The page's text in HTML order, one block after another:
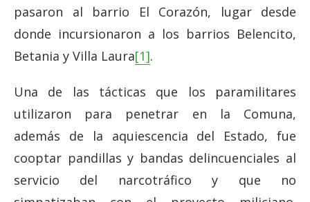
pasaron al barrio El Corazón, lugar desde
donde incursionaron a los barrios Belencito,
Betania y Villa Laura[1].
Una de las tácticas que los paramilitares
utilizaron para penetrar en la Comuna,
además de la aquiescencia del Estado, fue
cooptar pandillas y bandas delincuenciales al
servicio del narcotráfico y que no